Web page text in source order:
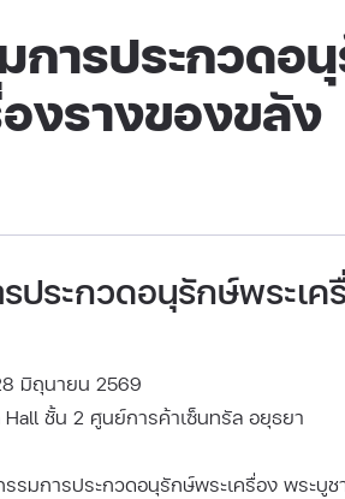
การประกวดอ
องรางของขลัง
ประกวดอนุรักษ์พระเค
มิถุนายน 2569
ชั้น 2 ศูนย์การค้าเซ็นทรัล อยุธยา
รมการประกวดอนุรักษ์พระเครื่อง พระบู